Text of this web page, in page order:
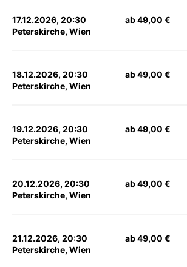
17.12.2026, 20:30
Peterskirche, Wien
ab 49,00 €
18.12.2026, 20:30
Peterskirche, Wien
ab 49,00 €
19.12.2026, 20:30
Peterskirche, Wien
ab 49,00 €
20.12.2026, 20:30
Peterskirche, Wien
ab 49,00 €
21.12.2026, 20:30
Peterskirche, Wien
ab 49,00 €